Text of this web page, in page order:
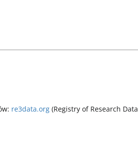
re3data.org (Registry of Research Data